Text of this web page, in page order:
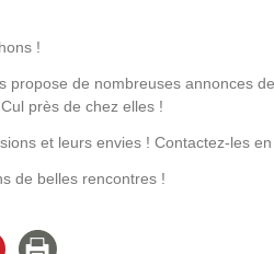
!
propose de nombreuses annonces
près de chez elles !
et leurs envies ! Contactez-les
de belles rencontres !